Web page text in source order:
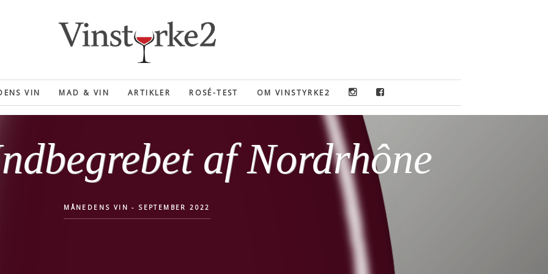
VIN MAD & VIN ARTIKLER ROSÉ-TEST OM VINSTYRKE2
af Nordrhône
MÅNEDENS VIN - SEPTEMBER 2022